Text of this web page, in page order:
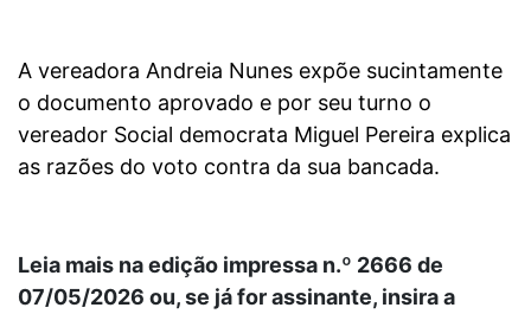
A vereadora Andreia Nunes expõe sucintamente
o documento aprovado e por seu turno o
vereador Social democrata Miguel Pereira explica
as razões do voto contra da sua bancada.
Leia mais na edição impressa n.º 2666 de
07/05/2026 ou, se já for assinante, insira a